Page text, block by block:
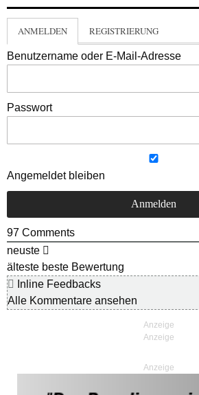
ANMELDEN REGISTRIERUNG
Benutzername oder E-Mail-Adresse
Passwort
Angemeldet bleiben
97 Comments
neuste
älteste beste Bewertung
Inline Feedbacks
Alle Kommentare ansehen
Anzeige